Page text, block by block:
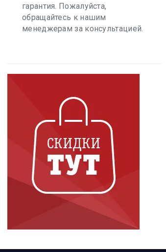
гарантия. Пожалуйста,
обращайтесь к нашим
менеджерам за консультацией.